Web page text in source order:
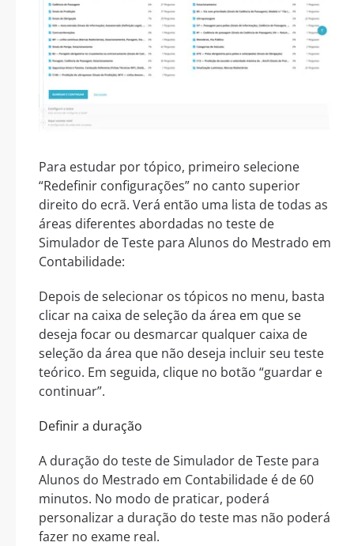
Para estudar por tópico, primeiro selecione
“Redefinir configurações” no canto superior
direito do ecrã. Verá então uma lista de todas as
áreas diferentes abordadas no teste de
Simulador de Teste para Alunos do Mestrado em
Contabilidade:
Depois de selecionar os tópicos no menu, basta
clicar na caixa de seleção da área em que se
deseja focar ou desmarcar qualquer caixa de
seleção da área que não deseja incluir seu teste
teórico. Em seguida, clique no botão “guardar e
continuar”.
Definir a duração
A duração do teste de Simulador de Teste para
Alunos do Mestrado em Contabilidade é de 60
minutos. No modo de praticar, poderá
personalizar a duração do teste mas não poderá
fazer no exame real.